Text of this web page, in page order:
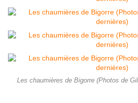
Les chaumières de Bigorre (Photos de